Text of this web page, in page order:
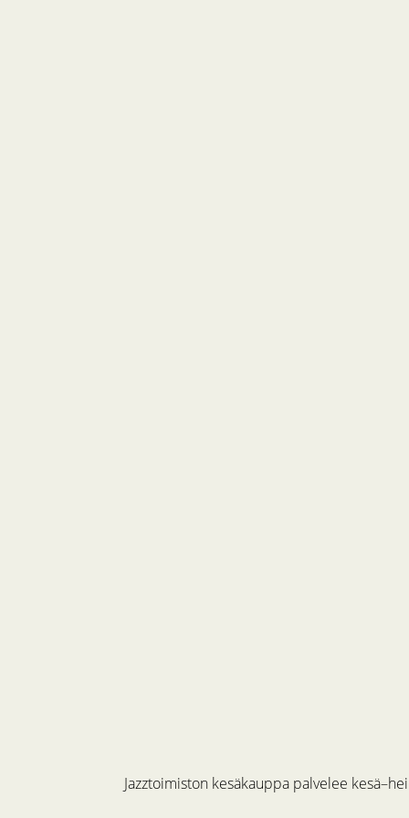
Jazztoimiston kesäkauppa palvelee